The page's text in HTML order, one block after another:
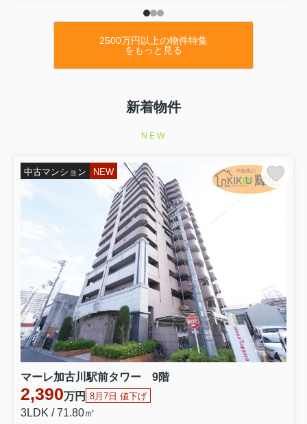
⇒物件詳細はこちらをクリックくださいませ
★号棟 ：1号棟
★間取 ：1LDK+1S(納戸）
⇒物件詳細はこちらをクリックくださいませ
★種別 ：新築戸建（全2棟）
★住所 ：加古郡播磨町二子25-1期
★間取 ：2LDK+2S(納戸）
★価格 ：2,999万円
⇒物件詳細はこちらをクリックくださいませ
★種別 ：中古戸建
★住所 ：高砂市西畑3丁目
★間取 ：3LDK+1S(納戸）
★価格 ：1,749万円
⇒物件詳細はこちらをクリックくださいませ
★住所 ：姫路市岡田
★階数 ：6階
★間取 ：3LDK
2500万円以上の物件特集
をもっと見る
新着物件
NEW
中古マンション NEW
マーレ加古川駅前タワー 9階
2,390万円 8月7日 値下げ
3LDK / 71.80㎡